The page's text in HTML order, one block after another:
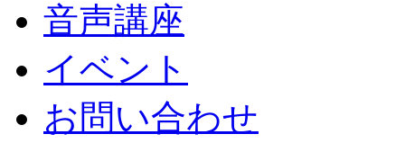
音声講座
イベント
お問い合わせ